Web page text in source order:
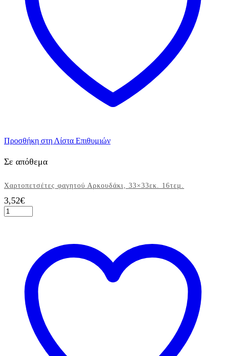
Προσθήκη στη Λίστα Επιθυμιών
Σε απόθεμα
Χαρτοπετσέτες φαγητού Αρκουδάκι, 33×33εκ. 16τεμ.
3,52€
Χαρτοπετσέτες
φαγητού